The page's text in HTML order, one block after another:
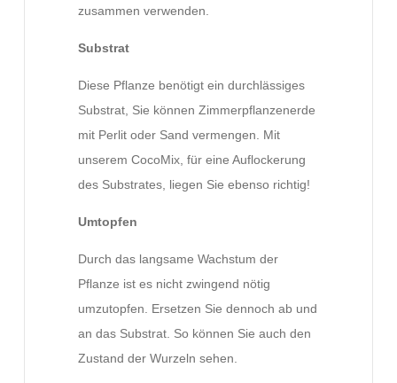
zusammen verwenden.
Substrat
Diese Pflanze benötigt ein durchlässiges
Substrat, Sie können Zimmerpflanzenerde
mit Perlit oder Sand vermengen. Mit
unserem CocoMix, für eine Auflockerung
des Substrates, liegen Sie ebenso richtig!
Umtopfen
Durch das langsame Wachstum der
Pflanze ist es nicht zwingend nötig
umzutopfen. Ersetzen Sie dennoch ab und
an das Substrat. So können Sie auch den
Zustand der Wurzeln sehen.